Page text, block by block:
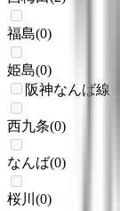
福島(0)
姫島(0)
阪神なんば線
西九条(0)
なんば(0)
桜川 (0)